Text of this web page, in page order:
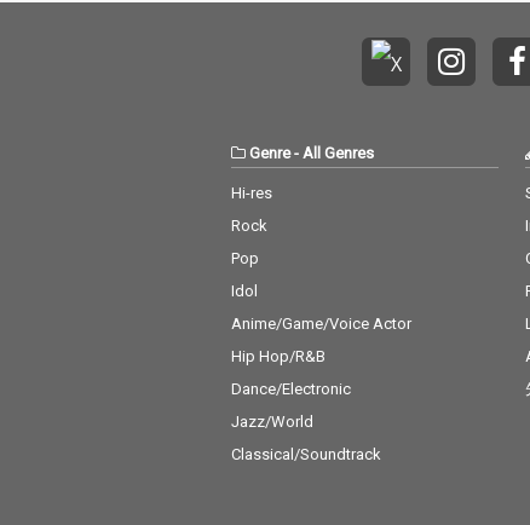
Genre- All Genres
Hi-res
Rock
Pop
Idol
Anime/Game/Voice Actor
Hip Hop/R&B
Dance/Electronic
Jazz/World
Classical/Soundtrack